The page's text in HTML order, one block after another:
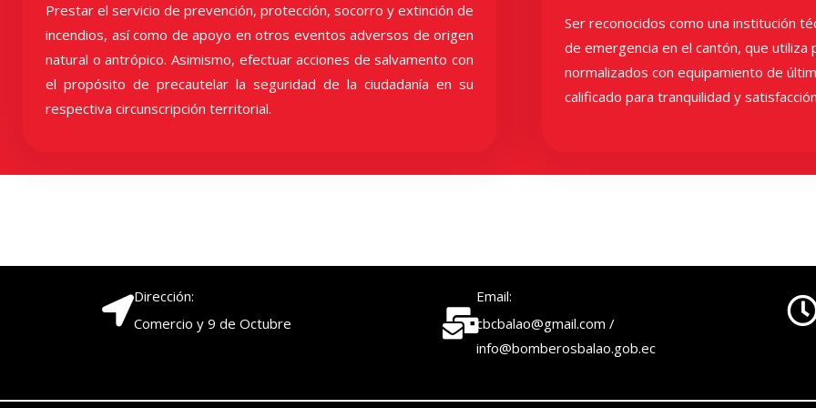
Prestar el servicio de prevención, protección, socorro y extinción de
incendios, así como de apoyo en otros eventos adversos de origen
natural o antrópico. Asimismo, efectuar acciones de salvamento con
el propósito de precautelar la seguridad de la ciudadanía en su
respectiva circunscripción territorial.
Ser reconocidos como una institución
de emergencia en el cantón, que
normalizados con equipamiento de
calificado para tranquilidad y
Dirección:
Comercio y 9 de Octubre
Email:
cbcbalao@gmail.com /
info@bomberosbalao.gob.ec